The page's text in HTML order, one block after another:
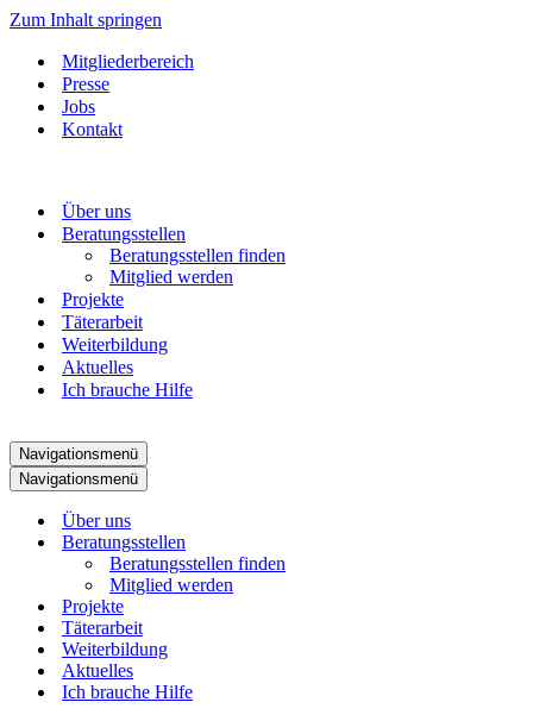
Zum Inhalt springen
Mitgliederbereich
Presse
Jobs
Kontakt
Über uns
Beratungsstellen
Beratungsstellen finden
Mitglied werden
Projekte
Täterarbeit
Weiterbildung
Aktuelles
Ich brauche Hilfe
Navigationsmenü
Navigationsmenü
Über uns
Beratungsstellen
Beratungsstellen finden
Mitglied werden
Projekte
Täterarbeit
Weiterbildung
Aktuelles
Ich brauche Hilfe